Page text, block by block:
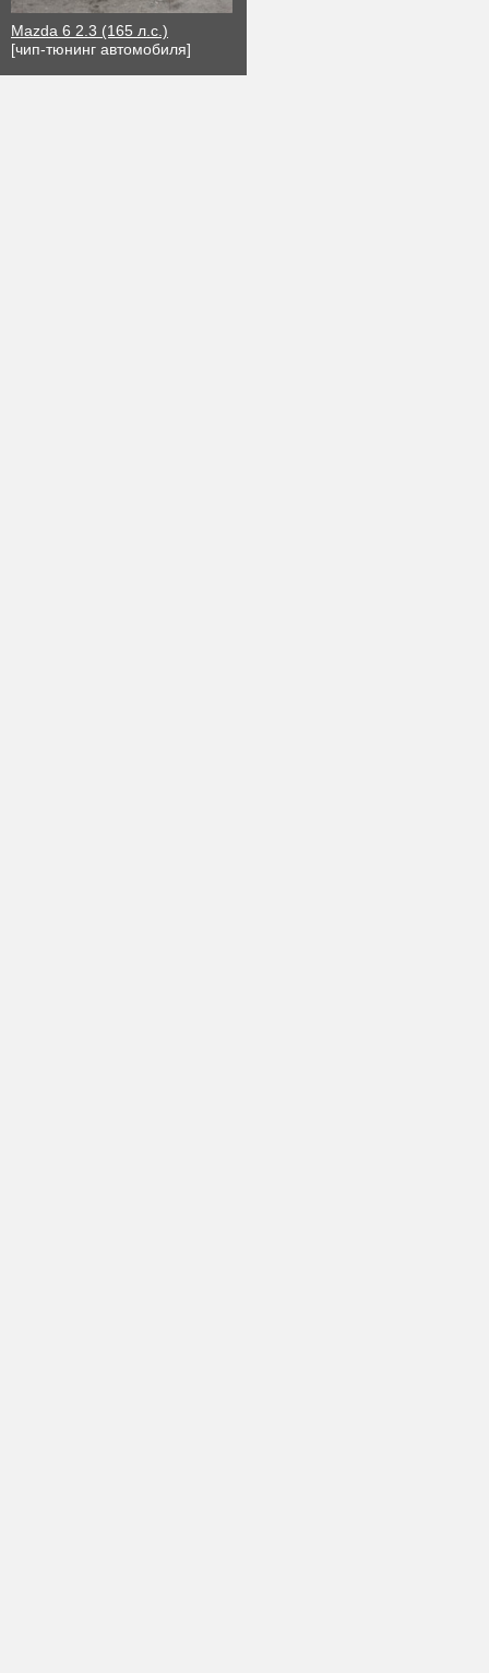
Mazda 6 2.3 (165 л.с.)
[чип-тюнинг автомобиля]